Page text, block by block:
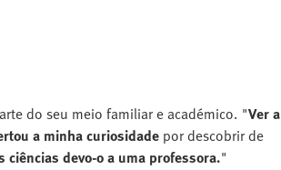
do seu meio familiar e académico. "Ver a
a minha curiosidade por descobrir de
ciências devo-o a uma professora."